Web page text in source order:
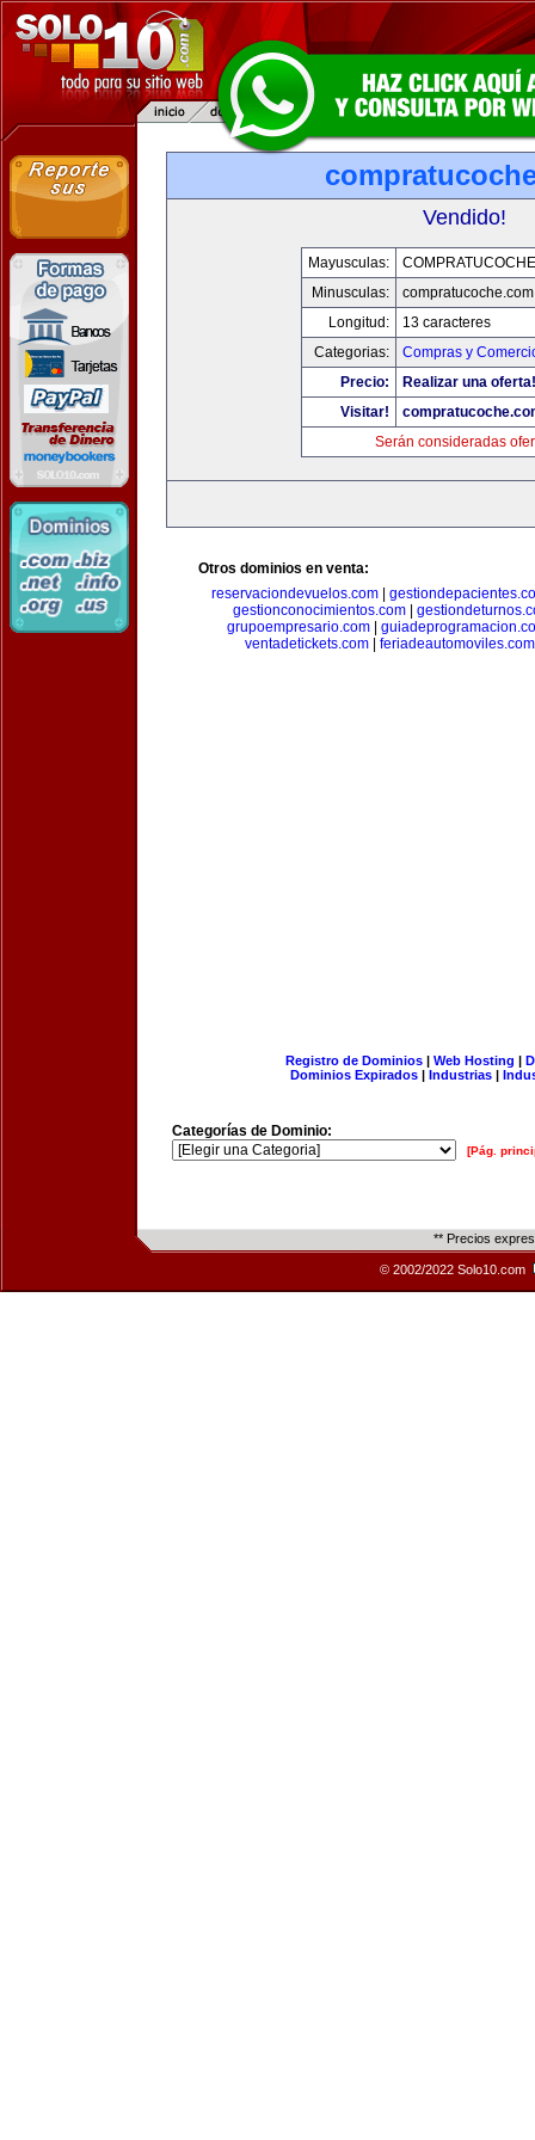
Vendido!
Mayusculas:
Minusculas:
compratucoche.com
Longitud:
13 caracteres
Categorias:
Compras y
Precio:
Realizar una oferta!
Visitar!
Serán consideradas
Otros dominios en venta:
reservaciondevuelos.com
gestionconocimientos.com
grupoempresario.com|
ventadetickets.com| feriadeautomoviles.com
Registro de Dominios| Web Hosting |
Dominios Expirados | Industrias |
Categorías de Dominio:
[Pág.
** Precios
© 2002/2022 Solo10.com